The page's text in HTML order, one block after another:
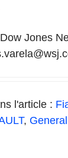
Jones
l'article :
,